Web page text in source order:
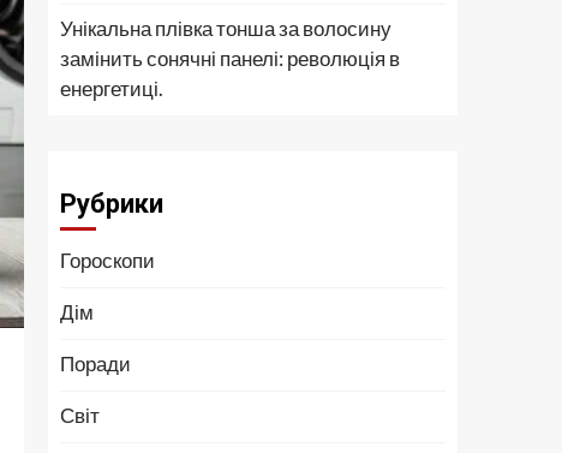
Унікальна плівка тонша за волосину
замінить сонячні панелі: революція в
енергетиці.
Рубрики
Гороскопи
Дім
Поради
Світ